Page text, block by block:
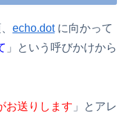
echo.dotに向かって
」という呼びかけから
お送りします 」とアレ